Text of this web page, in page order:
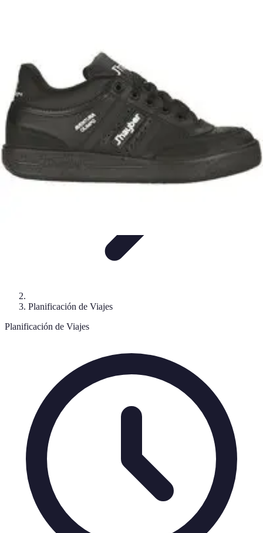
Viajes y Aventuras
Planificación de Viajes
Planificación de Viajes